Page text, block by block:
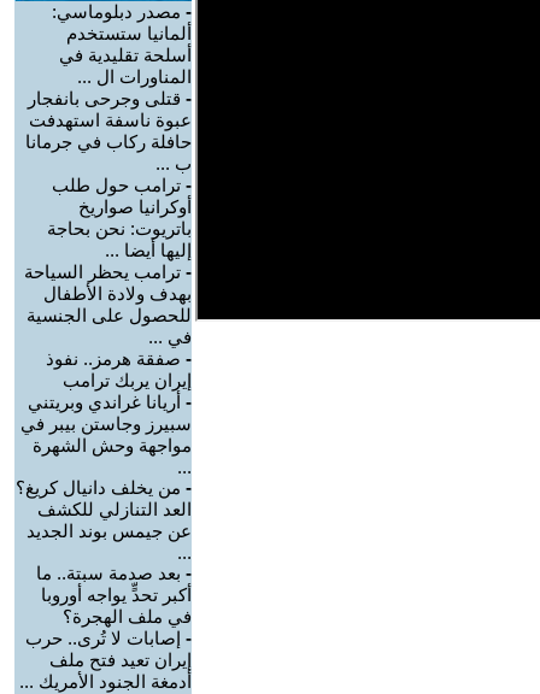
- مصدر دبلوماسي:
ألمانيا ستستخدم
أسلحة تقليدية في
المناورات ال ...
- قتلى وجرحى بانفجار
عبوة ناسفة استهدفت
حافلة ركاب في جرمانا
ب ...
- ترامب حول طلب
أوكرانيا صواريخ
باتريوت: نحن بحاجة
إليها أيضا ...
- ترامب يحظر السياحة
بهدف ولادة الأطفال
للحصول على الجنسية
في ...
- صفقة هرمز.. نفوذ
إيران يربك ترامب
- أريانا غراندي وبريتني
سبيرز وجاستن بيبر في
مواجهة وحش الشهرة
...
- من يخلف دانيال كريغ؟
العد التنازلي للكشف
عن جيمس بوند الجديد
...
- بعد صدمة سبتة.. ما
أكبر تحدٍّ يواجه أوروبا
في ملف الهجرة؟
- إصابات لا تُرى.. حرب
إيران تعيد فتح ملف
أدمغة الجنود الأمريك ...